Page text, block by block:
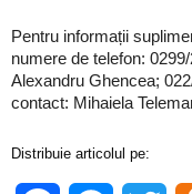
Pentru informații
numere de telefon:
Alexandru Ghencea;
contact: Mihaiela
Distribuie articolul pe: